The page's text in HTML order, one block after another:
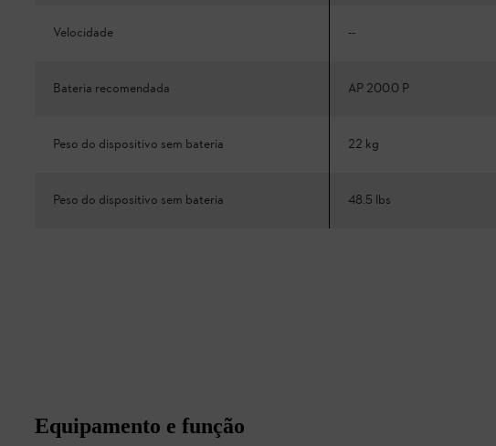
Velocidade --
Bateria recomendada AP 200.0 P
Peso do dispositivo sem bateria 22 kg
Peso do dispositivo sem bateria 48.5 lbs
Equipamento e função